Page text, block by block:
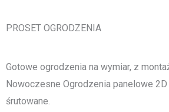
PROSET OGRODZENIA
Gotowe ogrodzenia na wymiar, z
Nowoczesne Ogrodzenia panelowe
śrutowane.